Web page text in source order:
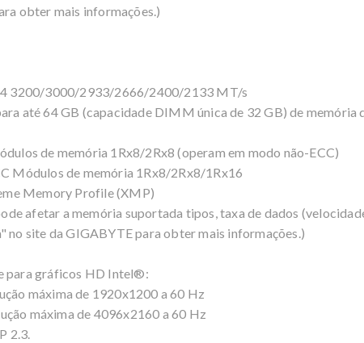
obter mais informações.)
3200/3000/2933/2666/2400/2133 MT/s
até 64 GB (capacidade DIMM única de 32 GB) de memória
de memória 1Rx8/2Rx8 (operam em modo não-ECC)
Módulos de memória 1Rx8/2Rx8/1Rx16
Memory Profile (XMP)
afetar a memória suportada tipos, taxa de dados
no site da GIGABYTE para obter mais informações.)
para gráficos HD Intel®:
máxima de 1920x1200 a 60 Hz
máxima de 4096x2160 a 60 Hz
2.3.